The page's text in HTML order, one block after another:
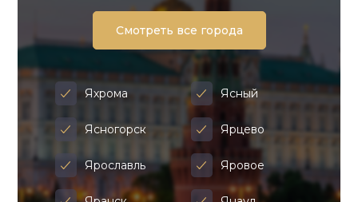
Смотреть все города
Яхрома Ясный
Ясногорск Ярцево
Ярославль Яровое